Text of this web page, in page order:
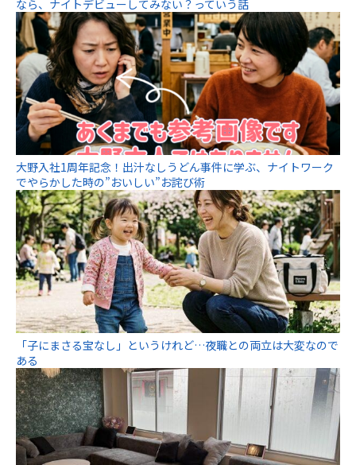
なら、ナイトデビューしてみない？っていう話
大野入社1周年記念！出汁なしうどん事件に学ぶ、ナイトワーク
でやらかした時の”おいしい”お詫び術
「子にまさる宝なし」というけれど…夜職との両立は大変なので
ある